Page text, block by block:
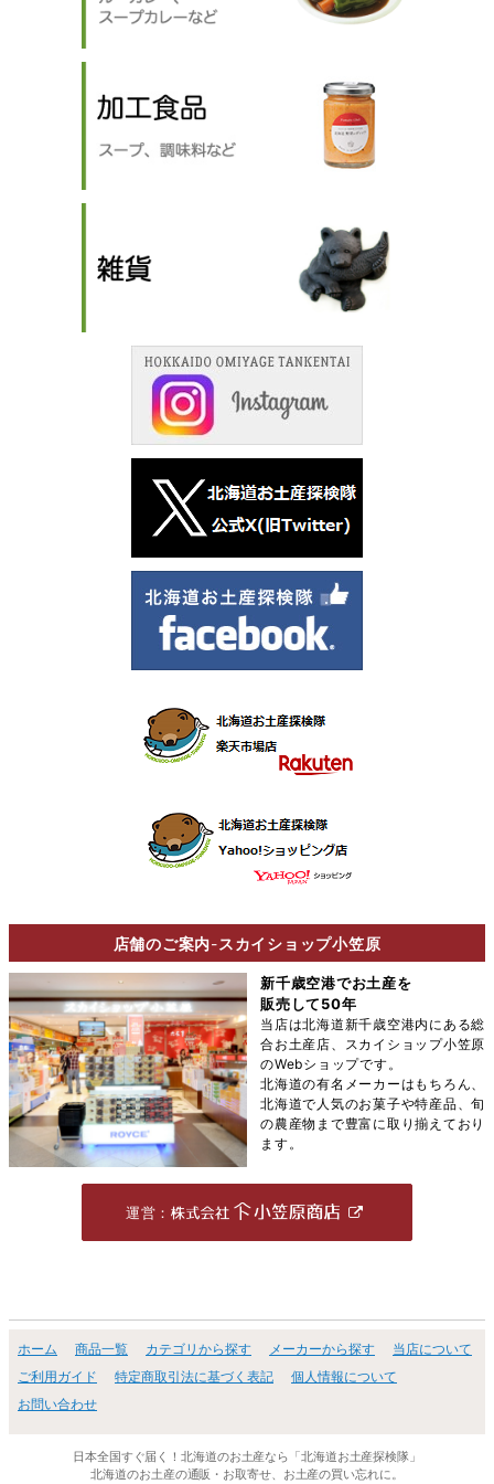
店舗のご案内-スカイショップ小笠原
新千歳空港でお土産を
販売して50年
当店は北海道新千歳空港内にある総
合お土産店、スカイショップ小笠原
のWebショップです。
北海道の有名メーカーはもちろん、
北海道で人気のお菓子や特産品、旬
の農産物まで豊富に取り揃えており
ます。
運営：
ホーム 商品一覧 カテゴリから探す メーカーから探す
当店について
ご利用ガイド
特定商取引法に基づく表記
個人情報について
お問い合わせ
日本全国すぐ届く！北海道のお土産なら「北海道お土産探検隊」
北海道のお土産の通販・お取寄せ、お土産の買い忘れに。